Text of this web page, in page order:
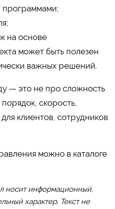
программами;
на основе
может быть полезен
важных решений.
— это не про сложность
скорость,
клиентов, сотрудников
можно в каталоге
носит информационный,
характер. Текст не